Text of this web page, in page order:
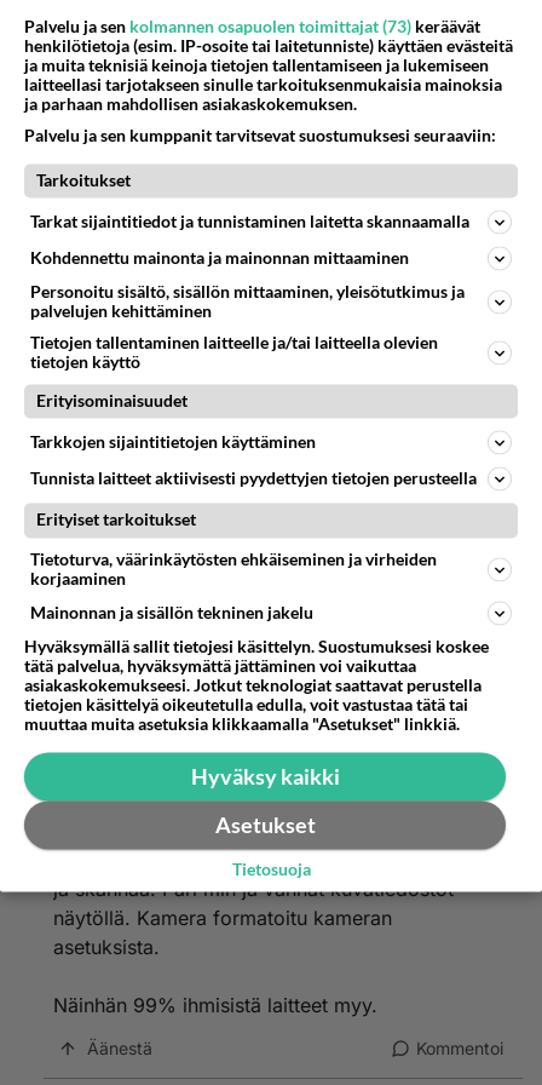
poistaa alkuperäisen datan ja korvaa sen uudella.
Vaikka olemassa on joitakin menetelmiä, joilla
ylikirjoitettua dataa voidaan ehkä palauttaa,
nämä menetelmät eivät ole luotettavia eivätkä
takaa, että kaikki alkuperäinen data voidaan
palauttaa. Jos tietoturva on erittäin tärkeää, niin
suosittelemme käyttämään erityisiä tietojen
tuhoamiseen tarkoitettuja ohjelmia. Tällaisia
ohjelmia käyttämällä varmistat, että levyllä oleva
data on poistettu kokonaan ja sitä ei ole enää
mahdollista palauttaa."
Äänestä Kommentoi
Anonyymi
2023-05-04 07:04:01
Mitään erityistä kaivamista ei tarvitse. Pari
klikkausta ja ohjelma käy levyn läpi tai muistin.
Eräältä vanhan läppärin levyltä
salasana jonka tallensin joskus kauan sitten
tekstitiedostona muistiin. Varmaan yli 15 vuotta
sitten näin tiedoston viimeksi. Se oli formatoitu ja
win asennettu uudelleen
Kameran muistista ei todellakaan tarvitse
kaivaan, samsungim digikamera usb kaapelilla
kiinni kannettavaan. Ohjelma auki, levyn valinta
ja skannaa. Pari min ja vanhat kuvatiedostot
näytöllä. Kamera formatoitu kameran
asetuksista.
Näinhän 99% ihmisistä laitteet myy.
Äänestä Kommentoi
Palvelu ja sen kolmannen osapuolen toimittajat (73) keräävät
henkilötietoja (esim. IP-osoite tai laitetunniste) käyttäen evästeitä
ja muita teknisiä keinoja tietojen tallentamiseen ja lukemiseen
laitteellasi tarjotakseen sinulle tarkoituksenmukaisia mainoksia
ja parhaan mahdollisen asiakaskokemuksen.
Palvelu ja sen kumppanit tarvitsevat suostumuksesi seuraaviin:
Tarkoitukset
Tarkat sijaintitiedot ja tunnistaminen laitetta skannaamalla
Kohdennettu mainonta ja mainonnan mittaaminen
Personoitu sisältö, sisällön mittaaminen, yleisötutkimus ja
palvelujen kehittäminen
Tietojen tallentaminen laitteelle ja/tai laitteella olevien
tietojen käyttö
Erityisominaisuudet
Tarkkojen sijaintitietojen käyttäminen
Tunnista laitteet aktiivisesti pyydettyjen tietojen perusteella
Erityiset tarkoitukset
Tietoturva, väärinkäytösten ehkäiseminen ja virheiden
korjaaminen
Mainonnan ja sisällön tekninen jakelu
Hyväksymällä sallit tietojesi käsittelyn. Suostumuksesi koskee
tätä palvelua, hyväksymättä jättäminen voi vaikuttaa
asiakaskokemukseesi. Jotkut teknologiat saattavat perustella
tietojen käsittelyä oikeutetulla edulla, voit vastustaa tätä tai
muuttaa muita asetuksia klikkaamalla "Asetukset" linkkiä.
Hyväksy kaikki
Asetukset
Tietosuoja